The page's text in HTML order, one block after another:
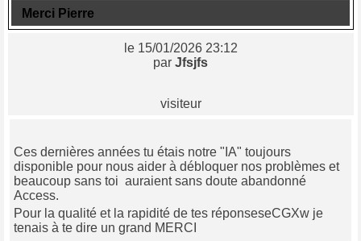
Merci Pierre
le 15/01/2026 23:12
par Jfsjfs
visiteur
Ces dernières années tu étais notre "IA" toujours
disponible pour nous aider à débloquer nos problèmes et
beaucoup sans toi auraient sans doute abandonné
Access.
Pour la qualité et la rapidité de tes réponseseCGXw je
tenais à te dire un grand MERCI